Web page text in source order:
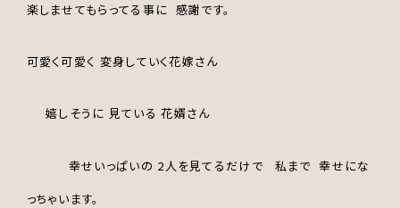
楽しませてもらってる事に 感謝です。
可愛く可愛く 変身していく花嫁さん
嬉しそうに 見ている 花婿さん
幸せいっぱいの 2人を見てるだけで 私まで 幸せにな
っちゃいます。